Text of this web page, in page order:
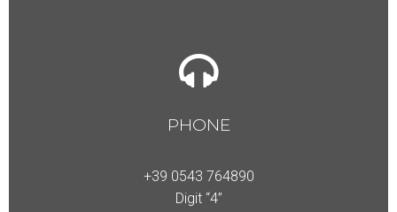
PHONE
+39 0543 764890
Digit “4”